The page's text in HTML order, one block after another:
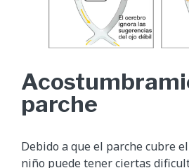
parche
Debido a que el parche cubre
niño puede tener ciertas